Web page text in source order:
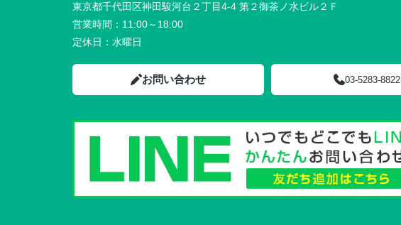
東京都千代田区神田駿河台２丁目4-4 第２御茶ノ水ビル２Ｆ
営業時間： 11:00～18:00
定休日： 水曜日
お問い合わせ 03-5283-8822